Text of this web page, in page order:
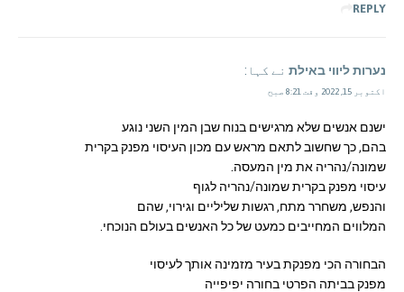
REPLY
נערות ליווי באילת نے کہا:
اکتوبر 15, 2022 وقت 8:21 صبح
ישנם אנשים שלא מרגישים בנוח שבן המין השני נוגע
בהם, כך שחשוב לתאם מראש עם מכון העיסוי מפנק בקרית
שמונה/נהריה את מין המעסה.
עיסוי מפנק בקרית שמונה/נהריה לגוף
והנפש, משחרר מתח, רגשות שליליים וגירוי, שהם
המלווים המחייבים כמעט של כל האנשים בעולם הנוכחי.
הבחורה הכי מפנקת בעיר מזמינה אותך לעיסוי
מפנק בביתה הפרטי בחורה יפיפייה